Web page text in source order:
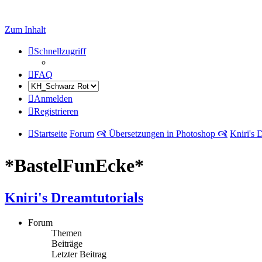
Zum Inhalt
Schnellzugriff
FAQ
Anmelden
Registrieren
Startseite Forum 🙧 Übersetzungen in Photoshop 🙧 Kniri's
*BastelFunEcke*
Kniri's Dreamtutorials
Forum
Themen
Beiträge
Letzter Beitrag